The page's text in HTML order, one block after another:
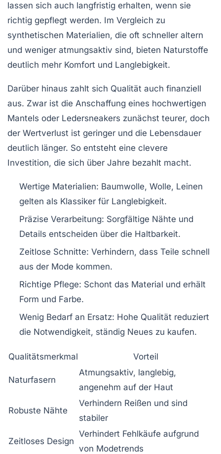
lassen sich auch langfristig erhalten, wenn sie
richtig gepflegt werden. Im Vergleich zu
synthetischen Materialien, die oft schneller altern
und weniger atmungsaktiv sind, bieten Naturstoffe
deutlich mehr Komfort und Langlebigkeit.
Darüber hinaus zahlt sich Qualität auch finanziell
aus. Zwar ist die Anschaffung eines hochwertigen
Mantels oder Ledersneakers zunächst teurer, doch
der Wertverlust ist geringer und die Lebensdauer
deutlich länger. So entsteht eine clevere
Investition, die sich über Jahre bezahlt macht.
Wertige Materialien: Baumwolle, Wolle, Leinen
gelten als Klassiker für Langlebigkeit.
Präzise Verarbeitung: Sorgfältige Nähte und
Details entscheiden über die Haltbarkeit.
Zeitlose Schnitte: Verhindern, dass Teile schnell
aus der Mode kommen.
Richtige Pflege: Schont das Material und erhält
Form und Farbe.
Wenig Bedarf an Ersatz: Hohe Qualität reduziert
die Notwendigkeit, ständig Neues zu kaufen.
Qualitätsmerkmal Vorteil
Naturfasern
Atmungsaktiv, langlebig,
angenehm auf der Haut
Robuste Nähte
Verhindern Reißen und sind
stabiler
Zeitloses Design
Verhindert Fehlkäufe aufgrund
von Modetrends